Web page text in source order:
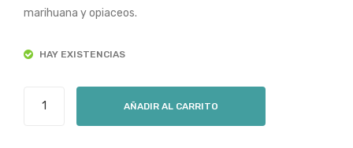
marihuana y opiaceos.
HAY EXISTENCIAS
AÑADIR AL CARRITO